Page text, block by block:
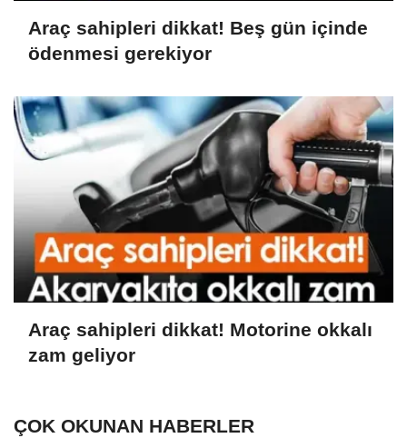
Araç sahipleri dikkat! Beş gün içinde
ödenmesi gerekiyor
Araç sahipleri dikkat! Motorine okkalı
zam geliyor
ÇOK OKUNAN HABERLER